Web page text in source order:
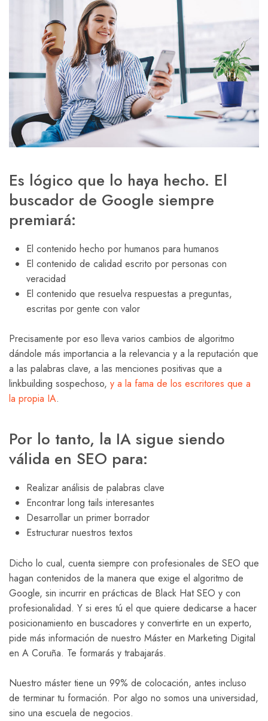
Es lógico que lo haya hecho. El
buscador de Google siempre
premiará:
El contenido hecho por humanos para humanos
El contenido de calidad escrito por personas con
veracidad
El contenido que resuelva respuestas a preguntas,
escritas por gente con valor
Precisamente por eso lleva varios cambios de algoritmo
dándole más importancia a la relevancia y a la reputación que
a las palabras clave, a las menciones positivas que a
linkbuilding sospechoso, y a la fama de los escritores que a
la propia IA.
Por lo tanto, la IA sigue siendo
válida en SEO para:
Realizar análisis de palabras clave
Encontrar long tails interesantes
Desarrollar un primer borrador
Estructurar nuestros textos
Dicho lo cual, cuenta siempre con profesionales de SEO que
hagan contenidos de la manera que exige el algoritmo de
Google, sin incurrir en prácticas de Black Hat SEO y con
profesionalidad. Y si eres tú el que quiere dedicarse a hacer
posicionamiento en buscadores y convertirte en un experto,
pide más información de nuestro Máster en Marketing Digital
en A Coruña. Te formarás y trabajarás.
Nuestro máster tiene un 99% de colocación, antes incluso
de terminar tu formación. Por algo no somos una universidad,
sino una escuela de negocios.